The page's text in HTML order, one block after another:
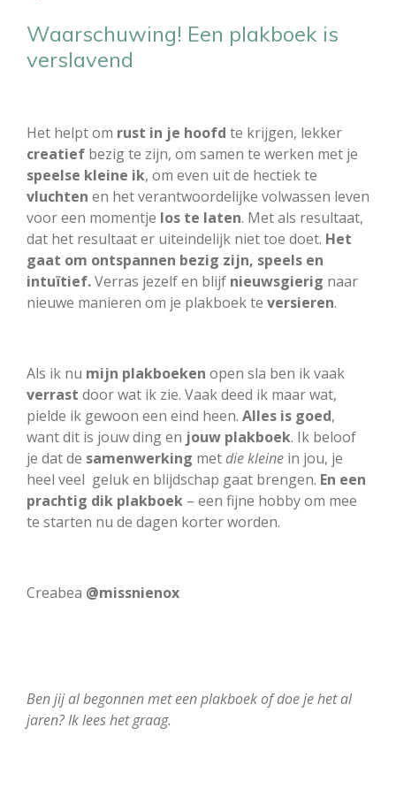
Waarschuwing! Een plakboek is
verslavend
Het helpt om rust in je hoofd te krijgen, lekker
creatief bezig te zijn, om samen te werken met je
speelse kleine ik, om even uit de hectiek te
vluchten en het verantwoordelijke volwassen leven
voor een momentje los te laten. Met als resultaat,
dat het resultaat er uiteindelijk niet toe doet. Het
gaat om ontspannen bezig zijn, speels en
intuïtief.Verras jezelf en blijf nieuwsgierig naar
nieuwe manieren om je plakboek te versieren.
Als ik nu mijn plakboeken open sla ben ik vaak
verrast door wat ik zie. Vaak deed ik maar wat,
pielde ik gewoon een eind heen. Alles is goed,
want dit is jouw ding en jouw plakboek. Ik beloof
je dat de samenwerking metdie kleine in jou, je
heel veel geluk en blijdschap gaat brengen. En een
prachtig dik plakboek – een fijne hobby om mee
te starten nu de dagen korter worden.
Creabea @missnienox
Ben jij al begonnen met een plakboek of doe je het al
jaren? Ik lees het graag.